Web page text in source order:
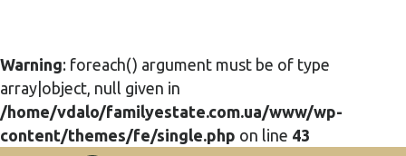
Warning: foreach() argument must be of type
array|object, null given in
/home/vdalo/familyestate.com.ua/www/wp-
content/themes/fe/single.php on line 43